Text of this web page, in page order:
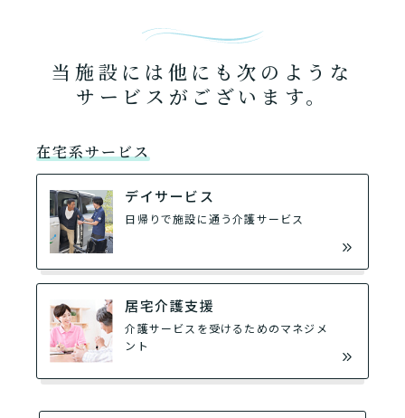
当施設には他にも次のような
サービスがございます。
在宅系サービス
デイサービス
日帰りで施設に通う介護サービス
居宅介護支援
介護サービスを受けるためのマネジメ
ント